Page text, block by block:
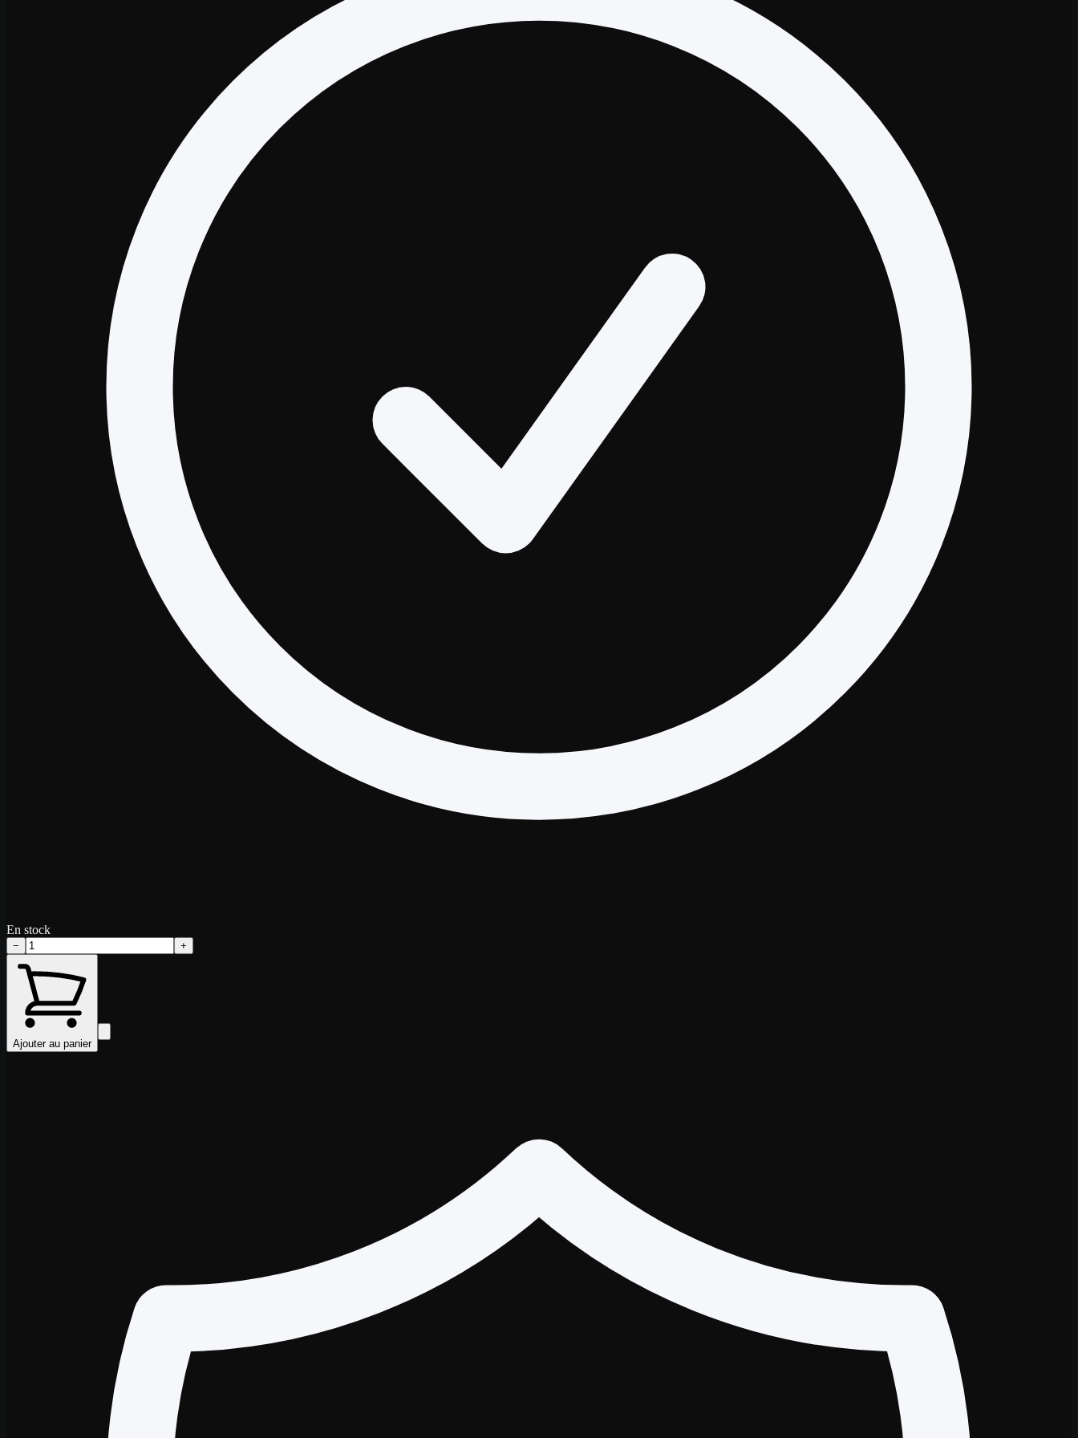
En stock
− +
Ajouter au panier